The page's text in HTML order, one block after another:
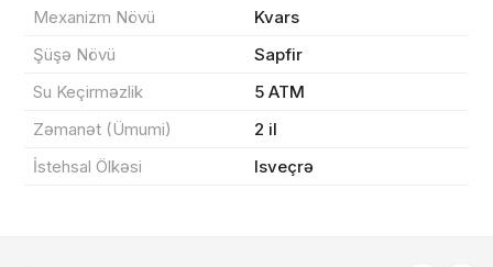
Mexanizm Növü
Kvars
Şüşə Növü
Sapfir
Su Keçirməzlik
5 ATM
Zəmanət (Ümumi)
2 il
İstehsal Ölkəsi
Isveçrə
Sifarişi rəsmiləşdir
Alış-verişə davam et